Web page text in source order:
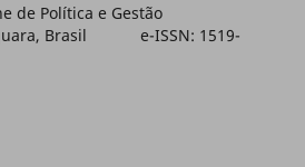
de Política e Gestão
Brasil e-ISSN: 1519-